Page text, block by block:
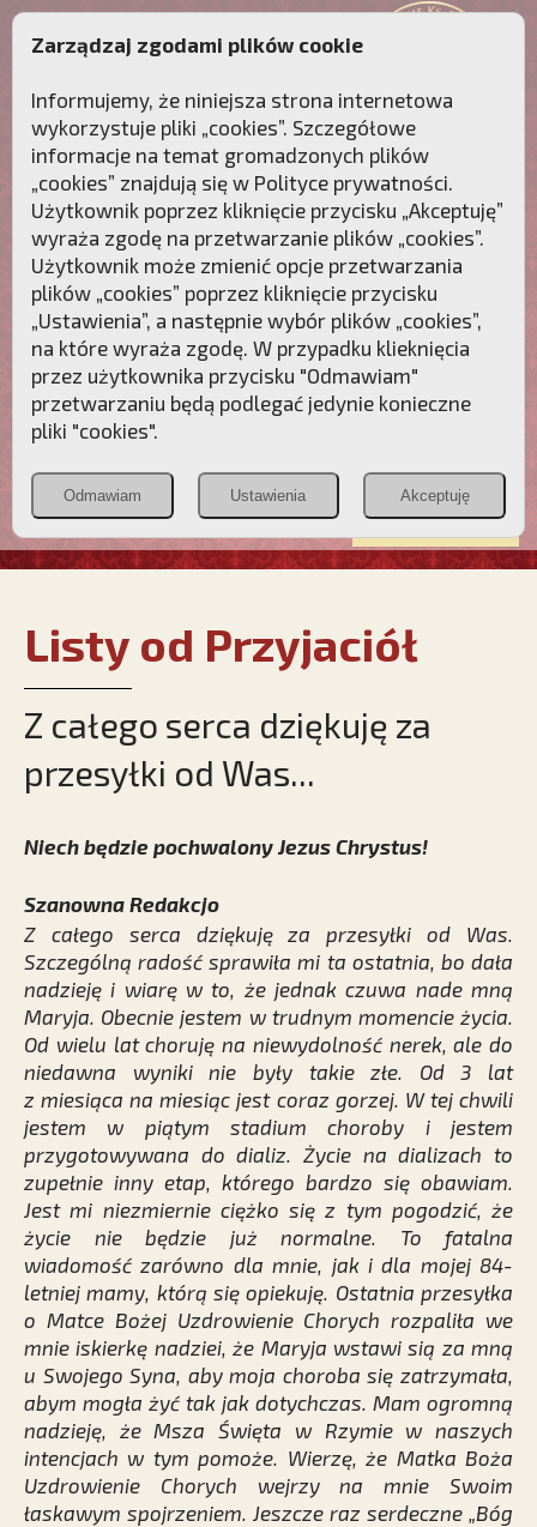
Przebudźmy sumienia Polaków!
Polonia
Christiana
PCh24.pl
Przymierze
POZNAJ APOSTOLAT FATIMY WESPRZYJ
NAS
Listy od Przyjaciół
Z całego serca dziękuję za
przesyłki od Was...
Niech będzie pochwalony Jezus Chrystus!
Szanowna Redakcjo
Z całego serca dziękuję za przesyłki od Was.
Szczególną radość sprawiła mi ta ostatnia, bo dała
nadzieję i wiarę w to, że jednak czuwa nade mną
Maryja. Obecnie jestem w trudnym momencie życia.
Od wielu lat choruję na niewydolność nerek, ale do
niedawna wyniki nie były takie złe. Od 3 lat
z miesiąca na miesiąc jest coraz gorzej. W tej chwili
jestem w piątym stadium choroby i jestem
przygotowywana do dializ. Życie na dializach to
zupełnie inny etap, którego bardzo się obawiam.
Jest mi niezmiernie ciężko się z tym pogodzić, że
życie nie będzie już normalne. To fatalna
wiadomość zarówno dla mnie, jak i dla mojej 84-
letniej mamy, którą się opiekuję. Ostatnia przesyłka
o Matce Bożej Uzdrowienie Chorych rozpaliła we
mnie iskierkę nadziei, że Maryja wstawi sią za mną
u Swojego Syna, aby moja choroba się zatrzymała,
abym mogła żyć tak jak dotychczas. Mam ogromną
nadzieję, że Msza Święta w Rzymie w naszych
intencjach w tym pomoże. Wierzę, że Matka Boża
Uzdrowienie Chorych wejrzy na mnie Swoim
łaskawym spojrzeniem. Jeszcze raz serdeczne „Bóg
Zarządzaj zgodami plików cookie
Informujemy, że niniejsza strona internetowa
wykorzystuje pliki „cookies”. Szczegółowe
informacje na temat gromadzonych plików
„cookies” znajdują się w Polityce prywatności.
Użytkownik poprzez kliknięcie przycisku „Akceptuję”
wyraża zgodę na przetwarzanie plików „cookies”.
Użytkownik może zmienić opcje przetwarzania
plików „cookies” poprzez kliknięcie przycisku
„Ustawienia”, a następnie wybór plików „cookies”,
na które wyraża zgodę. W przypadku klieknięcia
przez użytkownika przycisku "Odmawiam"
przetwarzaniu będą podlegać jedynie konieczne
pliki "cookies".
Odmawiam Ustawienia Akceptuję